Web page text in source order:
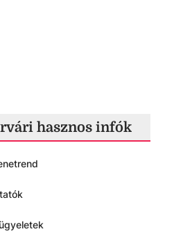
hasznos infók